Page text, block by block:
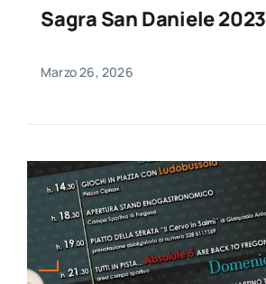
Sagra San Daniele 2023
Marzo 26, 2026